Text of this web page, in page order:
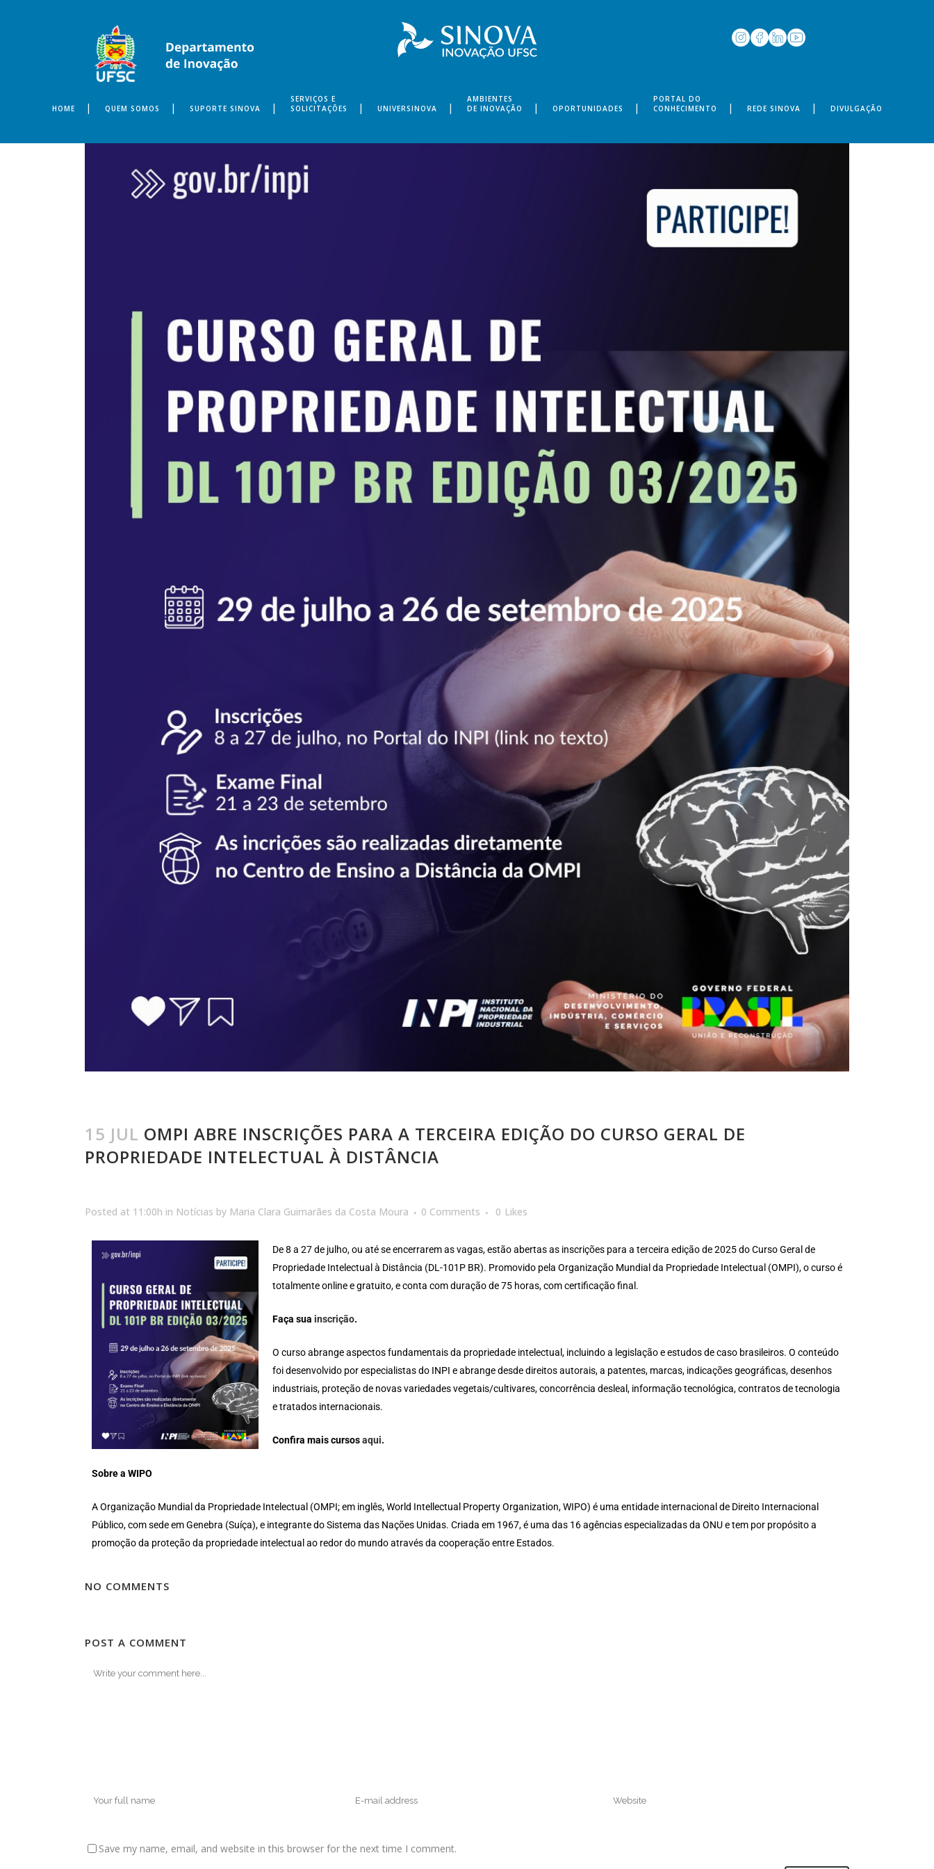
HOME QUEM SOMOS SUPORTE SINOVA
SERVIÇOS E
SOLICITAÇÕES
UNIVERSINOVA
AMBIENTES
DE INOVAÇÃO
OPORTUNIDADES
PORTAL DO
CONHECIMENTO
REDE SINOVA DIVULGAÇÃO
15 JUL OMPI ABRE INSCRIÇÕES PARA A TERCEIRA EDIÇÃO DO CURSO GERAL DE
PROPRIEDADE INTELECTUAL À DISTÂNCIA
Posted at 11:00h in Notícias by Maria Clara Guimarães da Costa Moura 0 Comments 0 Likes
De 8 a 27 de julho, ou até se encerrarem as vagas, estão abertas as inscrições para a terceira edição de 2025 do Curso Geral de
Propriedade Intelectual à Distância (DL-101P BR). Promovido pela Organização Mundial da Propriedade Intelectual (OMPI), o curso é
totalmente online e gratuito, e conta com duração de 75 horas, com certificação final.
Faça sua inscrição.
O curso abrange aspectos fundamentais da propriedade intelectual, incluindo a legislação e estudos de caso brasileiros. O conteúdo
foi desenvolvido por especialistas do INPI e abrange desde direitos autorais, a patentes, marcas, indicações geográficas, desenhos
industriais, proteção de novas variedades vegetais/cultivares, concorrência desleal, informação tecnológica, contratos de tecnologia
e tratados internacionais.
Confira mais cursosaqui.
Sobre a WIPO
A Organização Mundial da Propriedade Intelectual (OMPI; em inglês, World Intellectual Property Organization, WIPO) é uma entidade internacional de Direito Internacional
Público, com sede em Genebra (Suíça), e integrante do Sistema das Nações Unidas. Criada em 1967, é uma das 16 agências especializadas da ONU e tem por propósito a
promoção da proteção da propriedade intelectual ao redor do mundo através da cooperação entre Estados.
NO COMMENTS
POST A COMMENT
Save my name, email, and website in this browser for the next time I comment.